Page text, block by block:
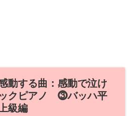
動する曲：感動で泣け
クピアノ ⓷バッハ平
級編